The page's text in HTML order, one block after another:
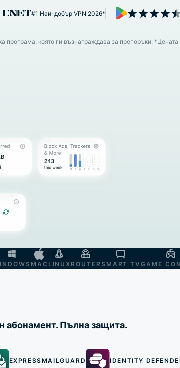
многофакторно
изчисления за
мониторинг и
премахване на
#1 Най-добър VPN 2026*
програма, която ги възнаграждава за препоръки.
MAC LINUX ROUTER SMART TVGAME
абонамент. Пълна защита.
EXPRESSMAILGUARD IDENTITY